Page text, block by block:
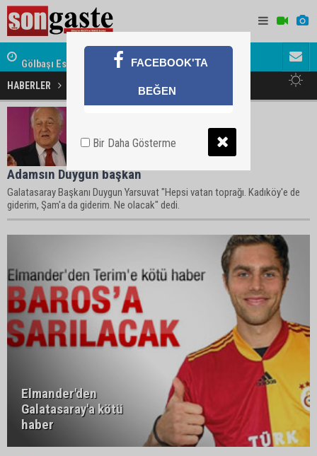
Gölbaşı Esnafının Sesi Ankara Kalkınma Ajansı'nda Avukat
akını
HABERLER Galatasaray Haberleri
Adamsın Duygun başkan
Galatasaray Başkanı Duygun Yarsuvat "Hepsi vatan toprağı. Kadıköy'e de
giderim, Şam'a da giderim. Ne olacak" dedi.
Elmander'den
Galatasaray'a kötü
haber
FACEBOOK'TA
BEĞEN
Bir Daha Gösterme